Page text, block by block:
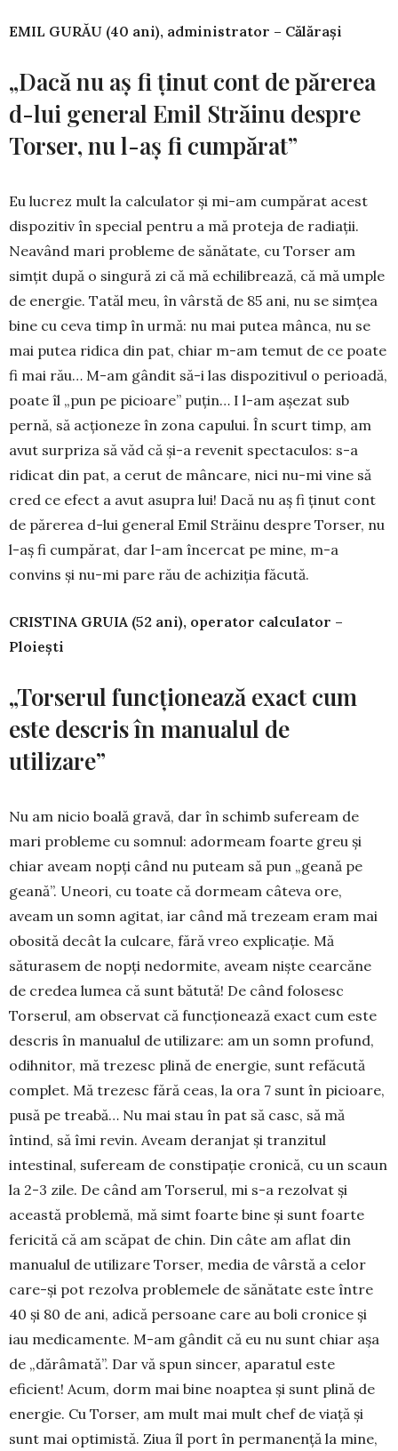
EMIL GURĂU (40 ani), administrator – Călăraşi
„Dacă nu aş fi ţinut cont de părerea
d-lui general Emil Străinu despre
Torser, nu l-aş fi cumpărat”
Eu lucrez mult la calculator şi mi-am cumpărat acest
dispozitiv în special pentru a mă proteja de radiaţii.
Neavând mari probleme de sănătate, cu Torser am
simţit după o singură zi că mă echilibrează, că mă umple
de energie. Tatăl meu, în vârstă de 85 ani, nu se simţea
bine cu ceva timp în urmă: nu mai putea mânca, nu se
mai putea ridica din pat, chiar m-am temut de ce poate
fi mai rău… M-am gândit să-i las dispozitivul o perioadă,
poate îl „pun pe picioare” puţin… I l-am aşezat sub
pernă, să acţioneze în zona capului. În scurt timp, am
avut surpriza să văd că şi-a revenit spectaculos: s-a
ridicat din pat, a cerut de mâncare, nici nu-mi vine să
cred ce efect a avut asupra lui! Dacă nu aş fi ţinut cont
de părerea d-lui general Emil Străinu despre Torser, nu
l-aş fi cumpărat, dar l-am încercat pe mine, m-a
convins şi nu-mi pare rău de achiziţia făcută.
CRISTINA GRUIA (52 ani), operator calculator –
Ploieşti
„Torserul funcţionează exact cum
este descris în manualul de
utilizare”
Nu am nicio boală gravă, dar în schimb sufeream de
mari probleme cu somnul: adormeam foarte greu şi
chiar aveam nopţi când nu puteam să pun „geană pe
geană”. Uneori, cu toate că dormeam câteva ore,
aveam un somn agitat, iar când mă trezeam eram mai
obosită decât la culcare, fără vreo explicaţie. Mă
săturasem de nopţi nedormite, aveam nişte cearcăne
de credea lumea că sunt bătută! De când folosesc
Torserul, am observat că funcţionează exact cum este
descris în manualul de utilizare: am un somn profund,
odihnitor, mă trezesc plină de energie, sunt refăcută
complet. Mă trezesc fără ceas, la ora 7 sunt în picioare,
pusă pe treabă… Nu mai stau în pat să casc, să mă
întind, să îmi revin. Aveam deranjat şi tranzitul
intestinal, sufeream de constipaţie cronică, cu un scaun
la 2-3 zile. De când am Torserul, mi s-a rezolvat şi
această problemă, mă simt foarte bine şi sunt foarte
fericită că am scăpat de chin. Din câte am aflat din
manualul de utilizare Torser, media de vârstă a celor
care-şi pot rezolva problemele de sănătate este între
40 şi 80 de ani, adică persoane care au boli cronice şi
iau medicamente. M-am gândit că eu nu sunt chiar aşa
de „dărâmată”. Dar vă spun sincer, aparatul este
eficient! Acum, dorm mai bine noaptea şi sunt plină de
energie. Cu Torser, am mult mai mult chef de viaţă şi
sunt mai optimistă. Ziua îl port în permanenţă la mine,